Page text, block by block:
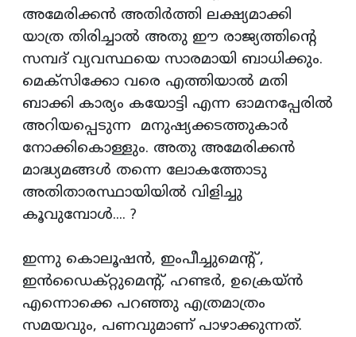
അമേരിക്കന്‍ അതിര്‍ത്തി ലക്ഷ്യമാക്കി
യാത്ര തിരിച്ചാല്‍ അതു ഈ രാജ്യത്തിന്റെ
സമ്പദ് വ്യവസ്ഥയെ സാരമായി ബാധിക്കും.
മെക്‌സിക്കോ വരെ എത്തിയാല്‍ മതി
ബാക്കി കാര്യം കയോട്ടി എന്ന ഓമനപ്പേരില്‍
അറിയപ്പെടുന്ന മനുഷ്യക്കടത്തുകാര്‍
നോക്കികൊള്ളും. അതു അമേരിക്കന്‍
മാദ്ധ്യമങ്ങള്‍ തന്നെ ലോകത്തോടു
അതിതാരസ്ഥായിയില്‍ വിളിച്ചു
കൂവുമ്പോള്‍.... ?
ഇന്നു കൊലൂഷന്‍, ഇംപീച്ചുമെന്റ് ,
ഇന്‍ഡൈക്റ്റുമെന്റ്, ഹണ്ടര്‍, ഉക്രെയ്ന്‍
എന്നൊക്കെ പറഞ്ഞു എത്രമാത്രം
സമയവും, പണവുമാണ് പാഴാക്കുന്നത്.